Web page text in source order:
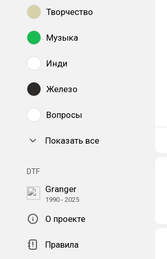
Творчество
Музыка
Инди
Железо
Вопросы
Показать все
DTF
Granger
1990 - 2025
О проекте
Правила